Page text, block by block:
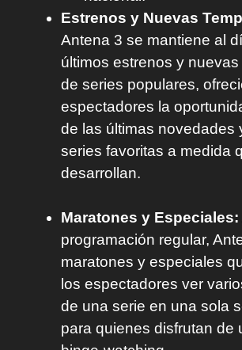
Estrenos y Nuevas
Antena 3 se mantiene al
últimos estrenos y
de series populares,
espectadores la
de las últimas novedades
series favoritas a medida
desarrollan.
Maratones y Especiales:
programación regular,
maratones y especiales
los espectadores ver
de una serie en una sola
para quienes disfrutan de